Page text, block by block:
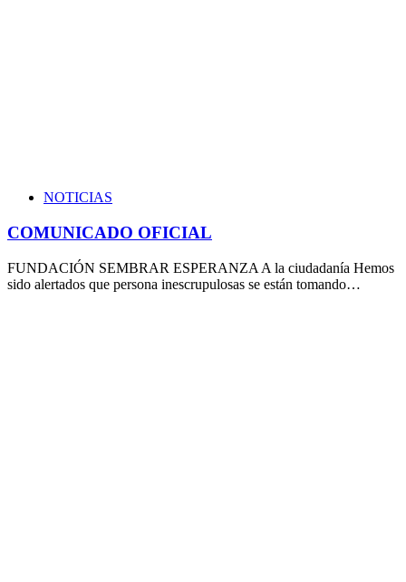
NOTICIAS
COMUNICADO OFICIAL
FUNDACIÓN SEMBRAR ESPERANZA A la ciudadanía Hemos
sido alertados que persona inescrupulosas se están tomando…